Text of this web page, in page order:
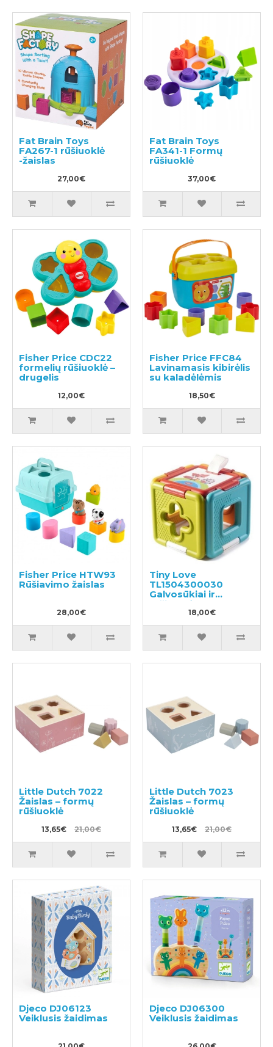
Fat Brain Toys
FA267-1 rūšiuoklė
-žaislas
27,00€
Fat Brain Toys
FA341-1 Formų
rūšiuoklė
37,00€
Fisher Price CDC22
formelių rūšiuoklė –
drugelis
12,00€
Fisher Price FFC84
Lavinamasis kibirėlis
su kaladėlėmis
18,50€
Fisher Price HTW93
Rūšiavimo žaislas
28,00€
Tiny Love
TL1504300030
Galvosūkiai ir
rūšiuoklė
18,00€
Little Dutch 7022
Žaislas – formų
rūšiuoklė
13,65€ 21,00€
Little Dutch 7023
Žaislas – formų
rūšiuoklė
13,65€ 21,00€
Djeco DJ06123
Veiklusis žaidimas
Djeco DJ06300
Veiklusis žaidimas